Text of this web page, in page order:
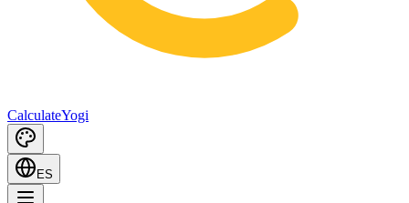
CalculateYogi
ES